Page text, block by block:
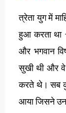
त्रेता युग में
हुआ करता था
और भगवान
सुखी थी और वे
करते थे। सब
आया जिसने